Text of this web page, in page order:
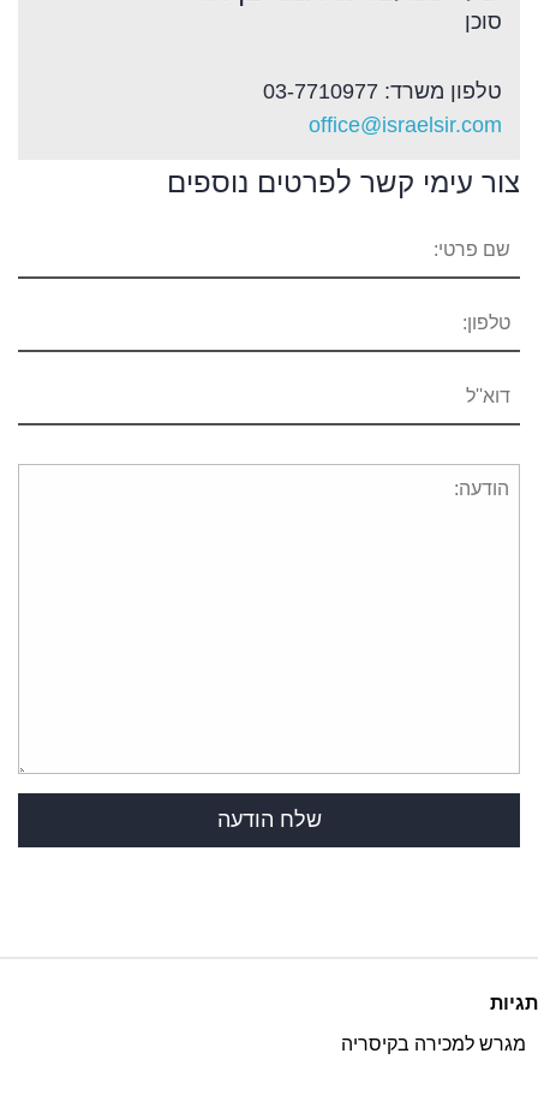
סוכן
טלפון משרד: 03-7710977
office@israelsir.com
צור עימי קשר לפרטים נוספים
תגיות
מגרש למכירה בקיסריה